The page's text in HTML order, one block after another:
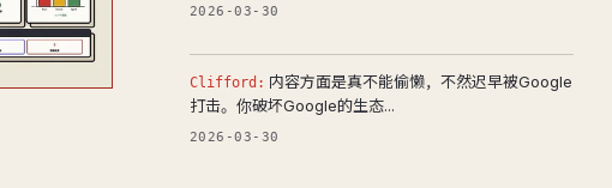
2026-03-30
Clifford:
打击。你破坏Google的生态...
2026-03-30